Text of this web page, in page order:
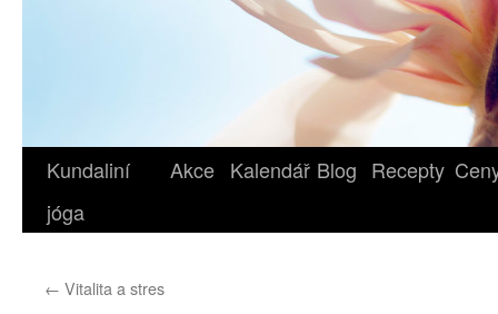
Kundaliní
jóga
Akce Kalendář Blog Recepty
← Vitalita a stres